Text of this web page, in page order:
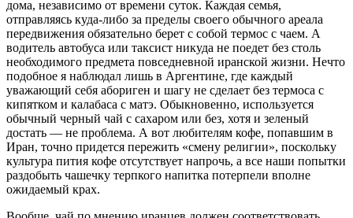
дома, независимо от времени суток. Каждая семья,
отправляясь куда-либо за пределы своего обычного ареала
передвижения обязательно берет с собой термос с чаем. А
водитель автобуса или таксист никуда не поедет без столь
необходимого предмета повседневной иранской жизни. Нечто
подобное я наблюдал лишь в Аргентине, где каждый
уважающий себя абориген и шагу не сделает без термоса с
кипятком и калабаса с матэ. Обыкновенно, используется
обычный черный чай с сахаром или без, хотя и зеленый
достать — не проблема. А вот любителям кофе, попавшим в
Иран, точно придется пережить «смену религии», поскольку
культура пития кофе отсутствует напрочь, а все наши попытки
раздобыть чашечку терпкого напитка потерпели вполне
ожидаемый крах.